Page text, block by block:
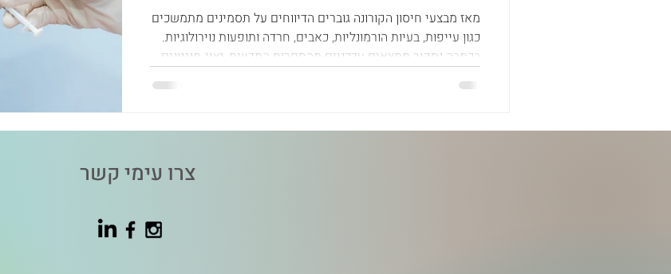
מאז מבצעי חיסון הקורונה גוברים הדיווחים על תסמינים מתמשכים
כגון עייפות, בעיות הורמונליות, כאבים, חרדה ותופעות נוירולוגיות.
בכתבה נסקור ממצאים עדכניים מהספרות המדעית, נציג מנגנונים
תוך התייחסות לכלים תזונתיים, תוספים, והפחתת עומסים.
צרו עימי קשר